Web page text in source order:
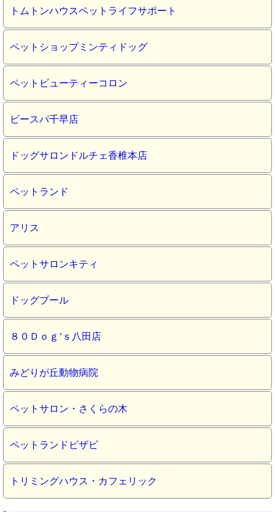
トムトンハウスペットライフサポート
ペットショップミンティドッグ
ペットビューティーコロン
ビースパ千早店
ドッグサロンドルチェ香椎本店
ペットランド
アリス
ペットサロンキティ
ドッグプール
８０Ｄｏｇ’ｓ八田店
みどりが丘動物病院
ペットサロン・さくらの木
ペットランドビザビ
トリミングハウス・カフェリック